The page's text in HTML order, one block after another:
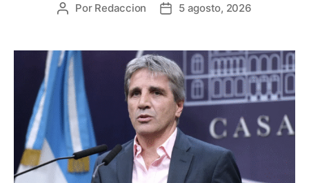
Autor
entrada
Por Redaccion
Fecha
entrada
5 agosto, 2026